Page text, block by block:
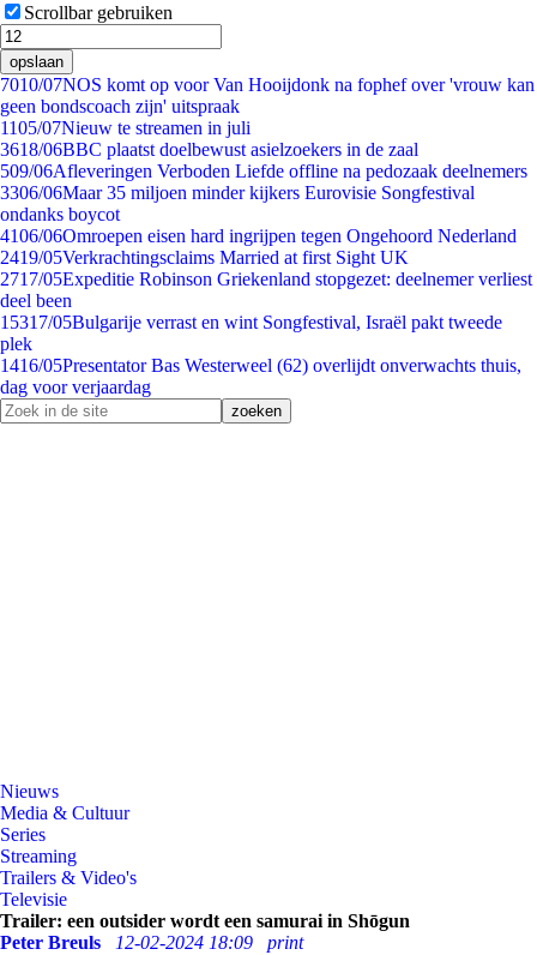
Scrollbar gebruiken
opslaan
7010/07NOS komt op voor Van Hooijdonk na fophef over 'vrouw kan
geen bondscoach zijn' uitspraak
1105/07Nieuw te streamen in juli
3618/06BBC plaatst doelbewust asielzoekers in de zaal
509/06Afleveringen Verboden Liefde offline na pedozaak deelnemers
3306/06Maar 35 miljoen minder kijkers Eurovisie Songfestival
ondanks boycot
4106/06Omroepen eisen hard ingrijpen tegen Ongehoord Nederland
2419/05Verkrachtingsclaims Married at first Sight UK
2717/05Expeditie Robinson Griekenland stopgezet: deelnemer verliest
deel been
15317/05Bulgarije verrast en wint Songfestival, Israël pakt tweede
plek
1416/05Presentator Bas Westerweel (62) overlijdt onverwachts thuis,
dag voor verjaardag
Nieuws
Media & Cultuur
Series
Streaming
Trailers & Video's
Televisie
Trailer: een outsider wordt een samurai in Shōgun
Peter Breuls
12-02-2024 18:09
print